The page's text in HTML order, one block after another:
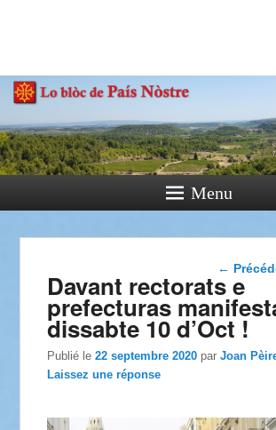
Paratge
Menu
←
Davant rectorats e
prefecturas
dissabte 10 d’Oct !
Publié le22 septembre 2020 parJoan
Laissez une réponse